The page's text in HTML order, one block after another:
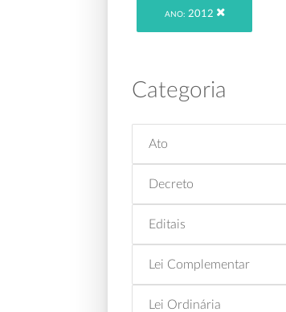
ANO: 2012
Categoria
Ato
Decreto
Editais
Lei Complementar
Lei Ordinária